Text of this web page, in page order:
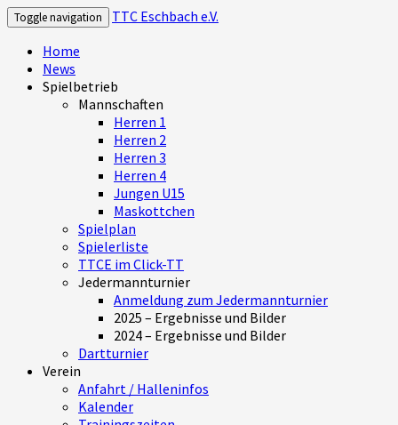
Toggle navigation
TTC Eschbach e.V.
Home
News
Spielbetrieb
Mannschaften
Herren 1
Herren 2
Herren 3
Herren 4
Jungen U15
Maskottchen
Spielplan
Spielerliste
TTCE im Click-TT
Jedermannturnier
Anmeldung zum Jedermannturnier
2025 – Ergebnisse und Bilder
2024 – Ergebnisse und Bilder
Dartturnier
Verein
Anfahrt / Halleninfos
Kalender